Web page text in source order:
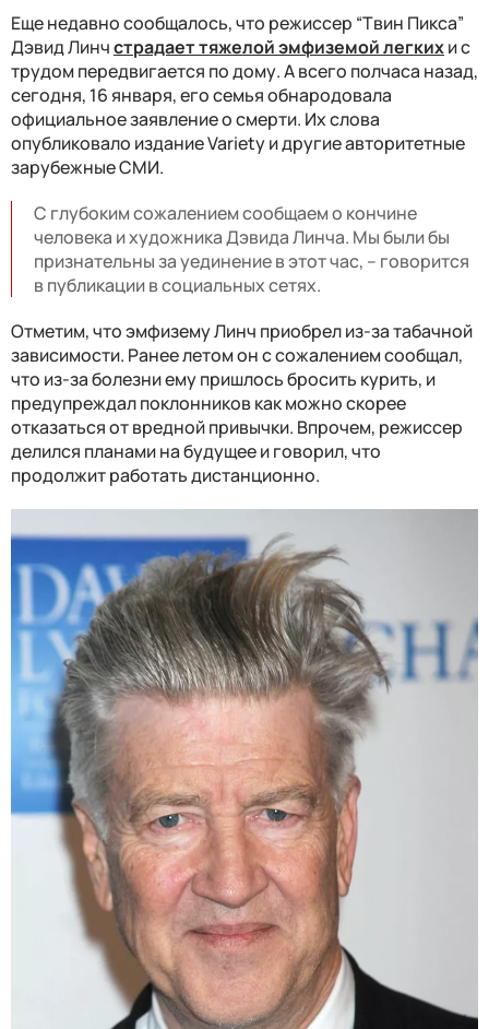
Еще недавно сообщалось, что режиссер “Твин Пикса”
Дэвид Линчстрадает тяжелой эмфиземой легкихи с
трудом передвигается по дому. А всего полчаса назад,
сегодня, 16 января, его семья обнародовала
официальное заявление о смерти. Их слова
опубликовало издание Variety и другие авторитетные
зарубежные СМИ.
С глубоким сожалением сообщаем о кончине
человека и художника Дэвида Линча. Мы были бы
признательны за уединение в этот час, – говорится
в публикации в социальных сетях.
Отметим, что эмфизему Линч приобрел из-за табачной
зависимости. Ранее летом он с сожалением сообщал,
что из-за болезни ему пришлось бросить курить, и
предупреждал поклонников как можно скорее
отказаться от вредной привычки. Впрочем, режиссер
делился планами на будущее и говорил, что
продолжит работать дистанционно.